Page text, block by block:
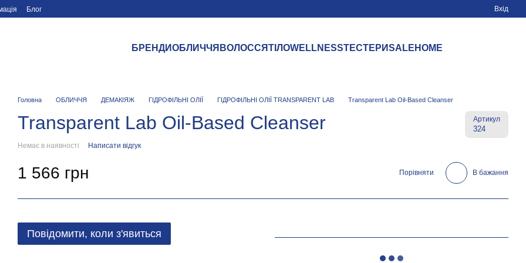
Блог Вхід
БРЕНДИОБЛИЧЧЯ ВОЛОССЯТІЛОWELLNESSТЕСТЕРИSALE HOME
Головна ОБЛИЧЧЯ ДЕМАКІЯЖ ГІДРОФІЛЬНІ ОЛІЇ ГІДРОФІЛЬНІ ОЛІЇ TRANSPARENT LAB Transparent Lab Oil-Based Cleanser
Transparent Lab Oil-Based Cleanser Артикул
324
Немає в наявності Написати відгук
1 566 грн Порівняти В бажання
Повідомити, коли з'явиться